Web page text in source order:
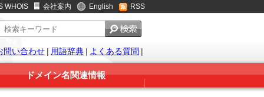
WHOIS 会社案内 English RSS
問い合わせ | 用語辞典 | よくある質問 |
ドメイン名関連情報